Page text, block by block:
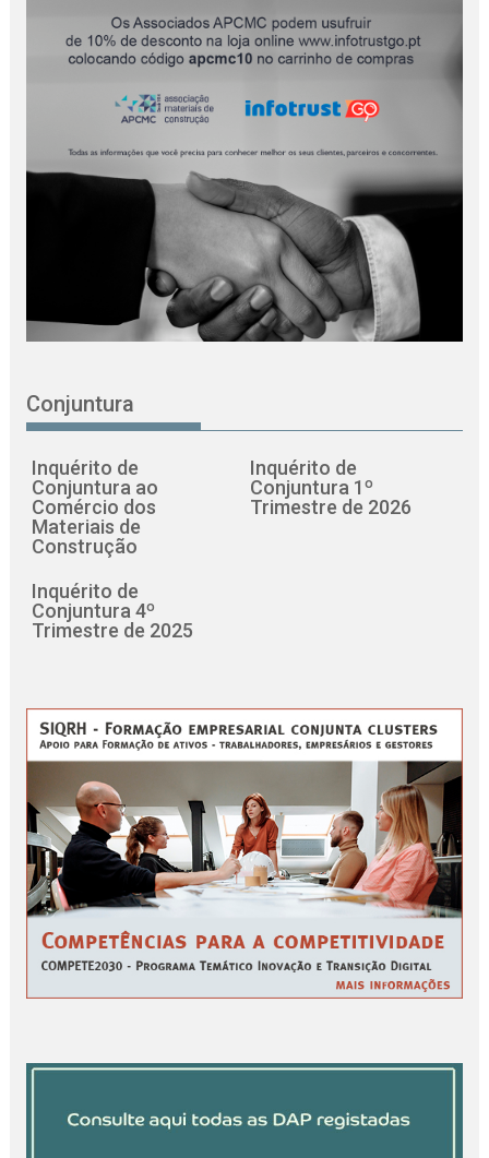
Conjuntura
Inquérito de
Conjuntura ao
Comércio dos
Materiais de
Construção
Inquérito de
Conjuntura 1º
Trimestre de 2026
Inquérito de
Conjuntura 4º
Trimestre de 2025